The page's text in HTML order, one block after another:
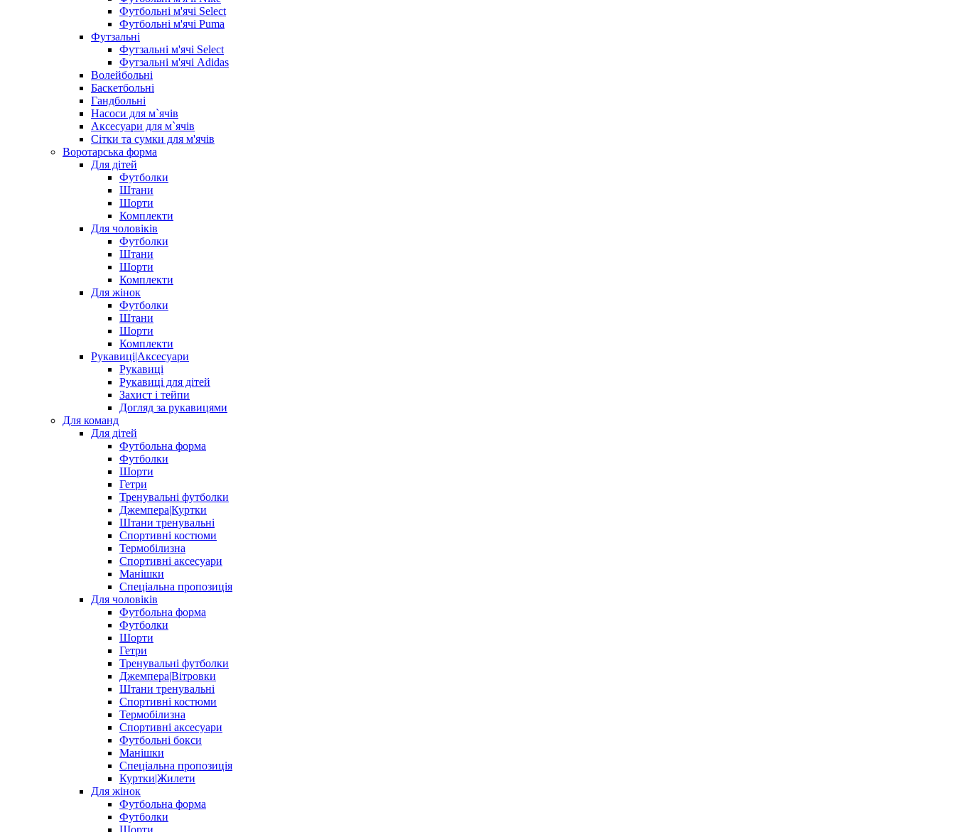
Футбольні м'ячі Select
Футбольні м'ячі Puma
Футзальні
Футзальні м'ячі Select
Футзальні м'ячі Adidas
Волейбольні
Баскетбольні
Гандбольні
Насоси для м`ячів
Аксесуари для м`ячів
Сітки та сумки для м'ячів
Воротарська форма
Для дітей
Футболки
Штани
Шорти
Комплекти
Для чоловіків
Футболки
Штани
Шорти
Комплекти
Для жінок
Футболки
Штани
Шорти
Комплекти
Рукавиці|Аксесуари
Рукавиці
Рукавиці для дітей
Захист і тейпи
Догляд за рукавицями
Для команд
Для дітей
Футбольна форма
Футболки
Шорти
Гетри
Тренувальні футболки
Джемпера|Куртки
Штани тренувальні
Спортивні костюми
Термобілизна
Спортивні аксесуари
Манішки
Спеціальна пропозиція
Для чоловіків
Футбольна форма
Футболки
Шорти
Гетри
Тренувальні футболки
Джемпера|Вітровки
Штани тренувальні
Спортивні костюми
Термобілизна
Спортивні аксесуари
Футбольні бокси
Манішки
Спеціальна пропозиція
Куртки|Жилети
Для жінок
Футбольна форма
Футболки
Шорти